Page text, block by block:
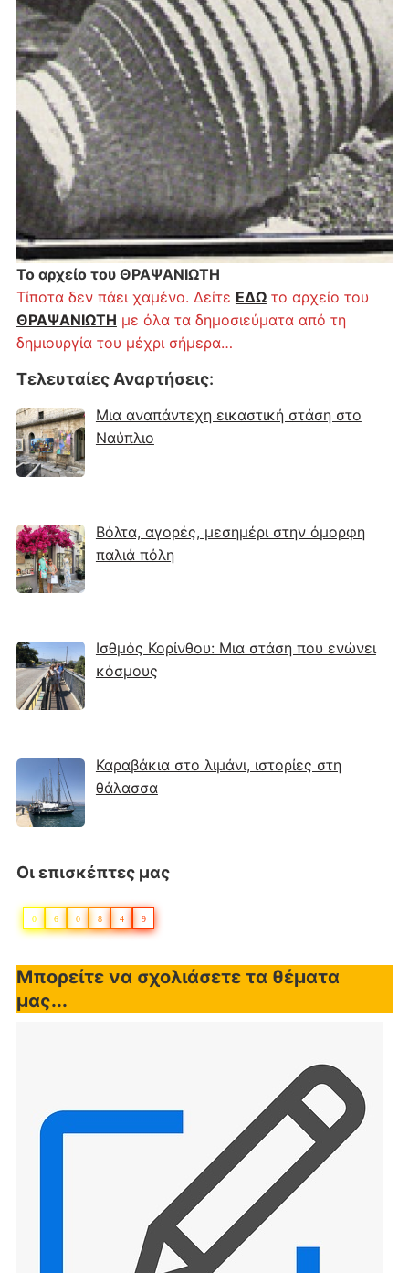
Το αρχείο του ΘΡΑΨΑΝΙΩΤΗ
Τίποτα δεν πάει χαμένο. Δείτε ΕΔΩτο αρχείο του
ΘΡΑΨΑΝΙΩΤΗ με όλα τα δημοσιεύματα από τη
δημιουργία του μέχρι σήμερα…
Τελευταίες Αναρτήσεις:
Μια αναπάντεχη εικαστική στάση στο
Ναύπλιο
Βόλτα, αγορές, μεσημέρι στην όμορφη
παλιά πόλη
Ισθμός Κορίνθου: Μια στάση που ενώνει
κόσμους
Καραβάκια στο λιμάνι, ιστορίες στη
θάλασσα
Οι επισκέπτες μας
0 6 0 8 4 9
Μπορείτε να σχολιάσετε τα θέματα
μας...